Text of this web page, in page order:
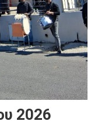
2026